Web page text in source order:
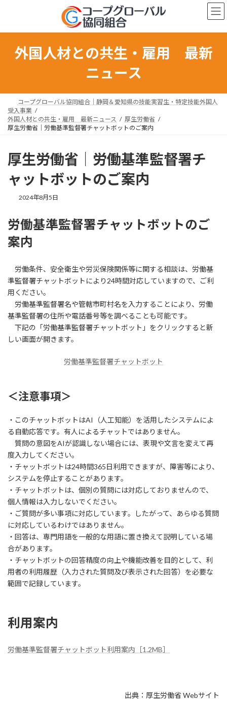
ン
プ
ー
動
外国人材との共生・雇用 最新
ニュース
コープグローバル協同組合｜静岡＆愛知県の技能実習生・特定技能外国人
受入事業
外国人材との共生・雇用 最新ニュース
厚生労働省
厚生労働省｜労働基準監督署チャットボットのご案内
厚生労働省｜労働基準監督署チ
ャットボットのご案内
2024年8月5日
新
労働基準監督署チャットボットのご
案内
労働条件、安全衛生や労災保険関係等に関する相談は、労働基
準監督署チャットボットにより24時間対応していますので、ご利
用ください。
労働基準監督署名や管轄市町村名を入力することにより、労働
基準監督署の住所や電話番号等を調べることも可能です。
下記の「労働基準監督署チャットボット」をクリックすると新
しい画面が開きます。
労働基準監督署チャットボッ ト
＜注意事項＞
・このチャットボットはAI（人工知能）を活用したシステムによ
る自動応答です。有人によるチャットではありません。
質問の意図をAIが認識しない場合には、表現や文言を変えて再
度入力してください。
・チャットボットは24時間365日利用できますが、障害等により、
システムを停止することがあります。
・チャットボットは、個別の質問には対応しておりませんので、
個人情報は入力しないでください。
・ご質問が多い事項に対応しています。したがって、あらゆる質問
に対応しているわけではありません。
・回答は、専門用語を一般的な用語に置き換えて説明している場
合があります。
・チャットボットの回答精度の向上や機能改善を目的として、利
用者の利用履歴（入力された質問及び表示された回答）を必要な
範囲で記録しています。
利用案内
労働基準監督署チャットボット利用案内［1.2MB］
出典：厚生労働省 Webサイト